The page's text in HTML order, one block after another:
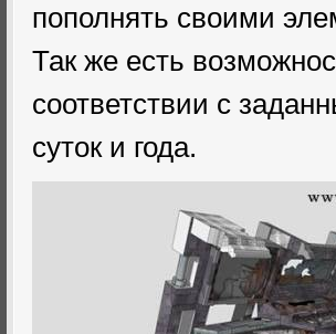
пополнять своими
Так же есть
соответствии с
суток и года.